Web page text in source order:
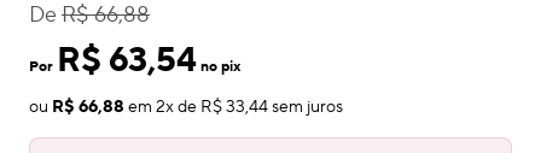
De R$ 66,88
Por R$ 63,54 no pix
ou R$ 66,88 em 2x de R$ 33,44sem juros